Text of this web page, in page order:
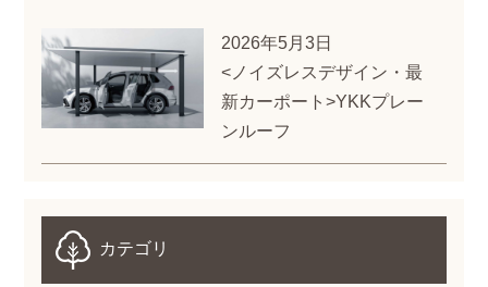
2026年5月3日
<ノイズレスデザイン・最
新カーポート>YKKプレー
ンルーフ
カテゴリ